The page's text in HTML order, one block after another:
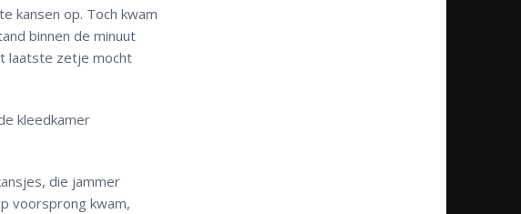
kansen op. Toch kwam
binnen de minuut
laatste zetje mocht
kleedkamer
die jammer
voorsprong kwam,